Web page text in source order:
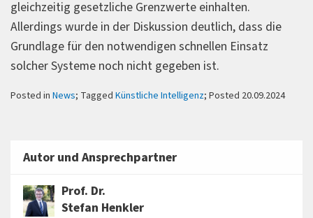
gleichzeitig gesetzliche Grenzwerte einhalten.
Allerdings wurde in der Diskussion deutlich, dass die
Grundlage für den notwendigen schnellen Einsatz
solcher Systeme noch nicht gegeben ist.
Posted in News; Tagged Künstliche Intelligenz; Posted 20.09.2024
Autor und Ansprechpartner
Prof. Dr.
Stefan Henkler